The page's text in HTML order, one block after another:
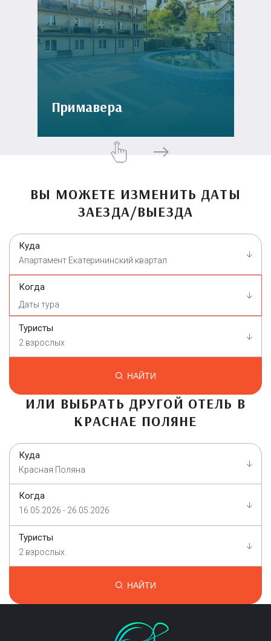
Примавера
ВЫ МОЖЕТЕ ИЗМЕНИТЬ ДАТЫ
ЗАЕЗДА/ВЫЕЗДА
Куда
Апартамент Екатерининский квартал
Когда
Туристы
2 взрослых
НАЙТИ
ИЛИ ВЫБРАТЬ ДРУГОЙ ОТЕЛЬ В
КРАСНАЕ ПОЛЯНЕ
Куда
Красная Поляна
Когда
16.05.2026 - 26.05.2026
Туристы
2 взрослых
НАЙТИ